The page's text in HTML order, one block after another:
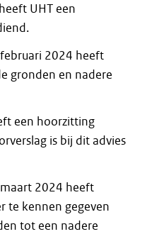
UHT een
2024 heeft
gronden en nadere
een hoorzitting
is bij dit advies
2024 heeft
te kennen gegeven
tot een nadere